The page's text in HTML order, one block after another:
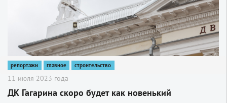
репортажи главное строительство
11 июля 2023 года
ДК Гагарина скоро будет как новенький